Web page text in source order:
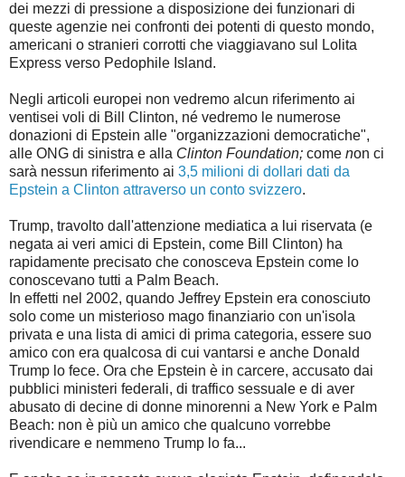
dei mezzi di pressione a disposizione dei funzionari di
queste agenzie nei confronti dei potenti di questo mondo,
americani o stranieri corrotti che viaggiavano sul Lolita
Express verso Pedophile Island.
Negli articoli europei non vedremo alcun riferimento ai
ventisei voli di Bill Clinton, né vedremo le numerose
donazioni di Epstein alle "organizzazioni democratiche",
alle ONG di sinistra e alla Clinton Foundation; come non ci
sarà nessun riferimento ai 3,5 milioni di dollari dati da
Epstein a Clinton attraverso un conto svizzero.
Trump, travolto dall'attenzione mediatica a lui riservata (e
negata ai veri amici di Epstein, come Bill Clinton) ha
rapidamente precisato che conosceva Epstein come lo
conoscevano tutti a Palm Beach.
In effetti nel 2002, quando Jeffrey Epstein era conosciuto
solo come un misterioso mago finanziario con un'isola
privata e una lista di amici di prima categoria, essere suo
amico con era qualcosa di cui vantarsi e anche Donald
Trump lo fece. Ora che Epstein è in carcere, accusato dai
pubblici ministeri federali, di traffico sessuale e di aver
abusato di decine di donne minorenni a New York e Palm
Beach: non è più un amico che qualcuno vorrebbe
rivendicare e nemmeno Trump lo fa...